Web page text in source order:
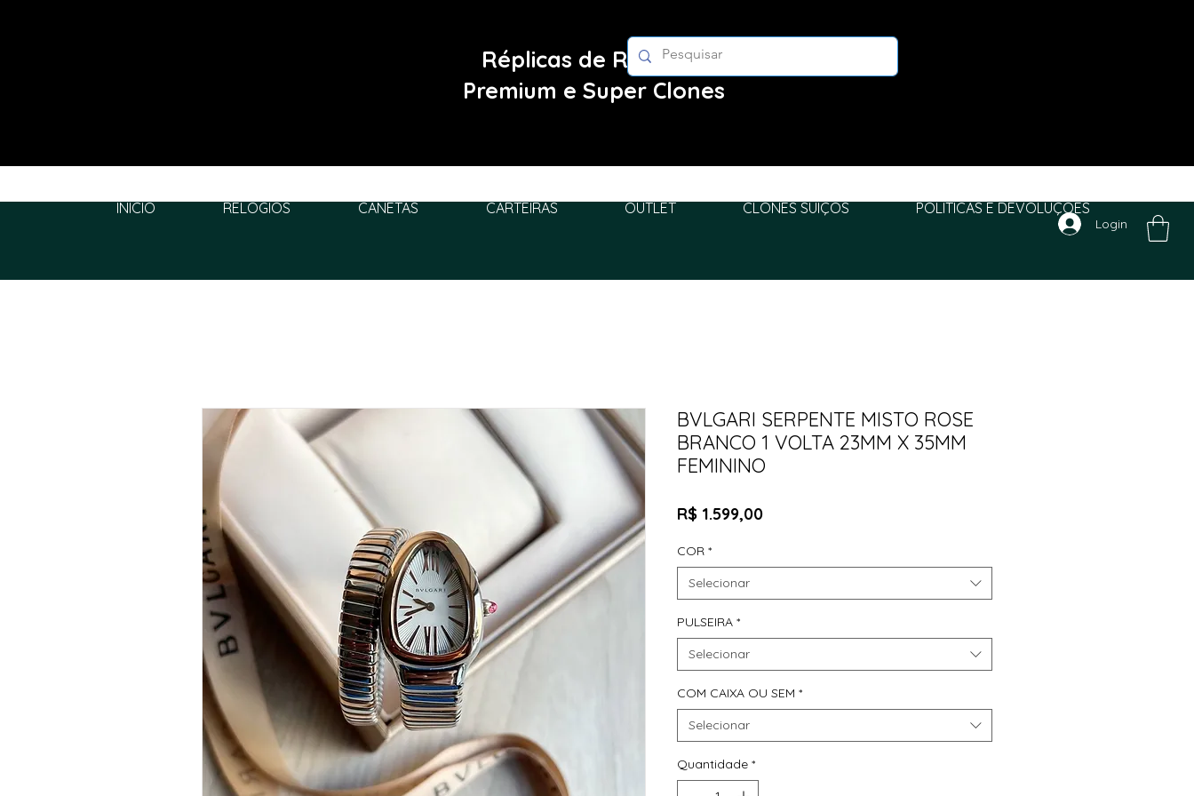
Réplicas de Relógios
Premium e Super Clones
INÍCIO RELÓGIOS CANETAS CARTEIRAS OUTLET CLONES SUIÇOS POLITICAS E DEVOLUÇÕES
Login
BVLGARI SERPENTE MISTO ROSE
BRANCO 1 VOLTA 23MM X 35MM
FEMININO
R$ 1.599,00Preço
COR *
Selecionar
PULSEIRA *
Selecionar
COM CAIXA OU SEM *
Selecionar
Quantidade *